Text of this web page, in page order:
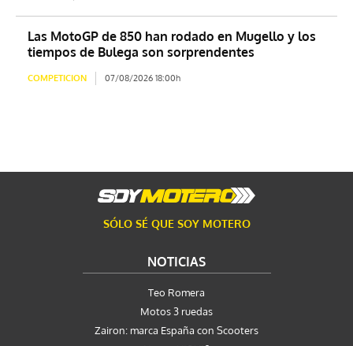
Las MotoGP de 850 han rodado en Mugello y los
tiempos de Bulega son sorprendentes
COMPETICION 07/08/2026 18:00h
SÓLO SÉ QUE SOY MOTERO
NOTICIAS
Teo Romera
Motos 3 ruedas
Zairon: marca España con Scooters